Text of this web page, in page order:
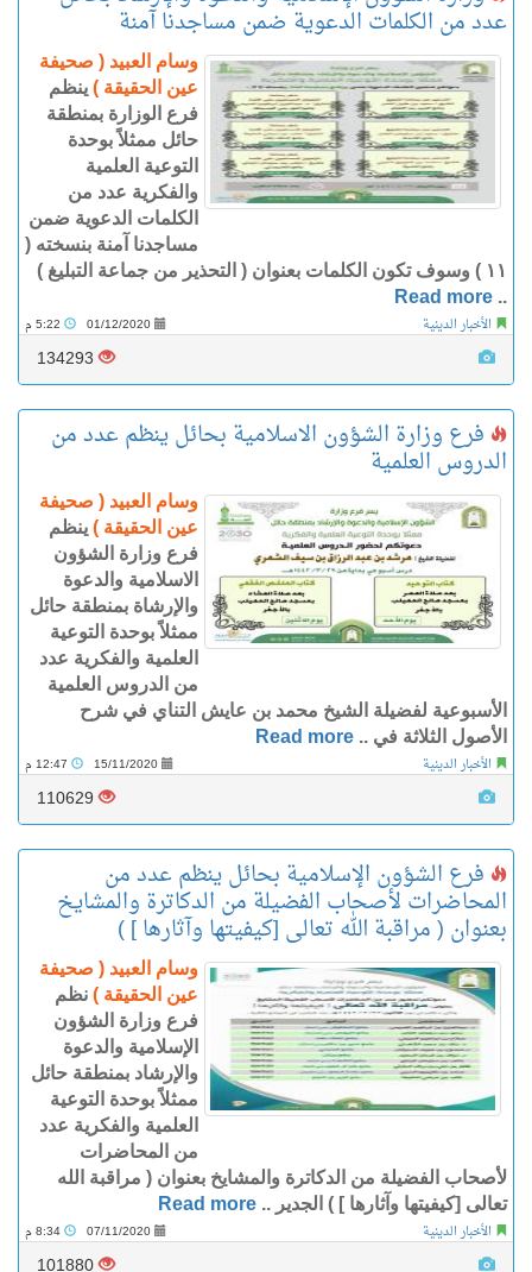
عدد من الكلمات الدعوية ضمن مساجدنا آمنة
وسام العبيد ( صحيفة
عين الحقيقة ) ينظم
فرع الوزارة بمنطقة
حائل ممثلاً بوحدة
التوعية العلمية
والفكرية عدد من
الكلمات الدعوية ضمن
مساجدنا آمنة بنسخته (
١١ ) وسوف تكون الكلمات بعنوان ( التحذير من جماعة التبليغ )
..
Read more
الأخبار الدينية 01/12/2020
134293
فرع وزارة الشؤون الاسلامية بحائل ينظم عدد من
الدروس العلمية
وسام العبيد ( صحيفة
عين الحقيقة ) ينظم
فرع وزارة الشؤون
الاسلامية والدعوة
والإرشاة بمنطقة حائل
ممثلاً بوحدة التوعية
العلمية والفكرية عدد
من الدروس العلمية
الأسبوعية لفضيلة الشيخ محمد بن عايش التناي في شرح
الأصول الثلاثة في .. Read more
الأخبار الدينية 15/11/2020
110629
فرع الشؤون الإسلامية بحائل ينظم عدد من
المحاضرات لأصحاب الفضيلة من الدكاترة والمشايخ
بعنوان ( مراقبة الله تعالى [كيفيتها وآثارها ] )
وسام العبيد ( صحيفة
عين الحقيقة ) نظم
فرع وزارة الشؤون
الإسلامية والدعوة
والإرشاد بمنطقة حائل
ممثلاً بوحدة التوعية
العلمية والفكرية عدد
من المحاضرات
لأصحاب الفضيلة من الدكاترة والمشايخ بعنوان ( مراقبة الله
تعالى [كيفيتها وآثارها ] ) الجدير .. Read more
الأخبار الدينية 07/11/2020